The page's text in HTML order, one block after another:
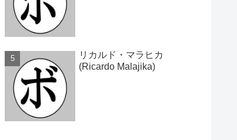
リカルド・マラヒカ
(Ricardo Malajika)